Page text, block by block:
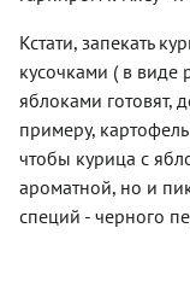
Кстати, запекать
кусочками ( в виде
яблоками готовят,
примеру,
чтобы курица с
ароматной, но и
специй - черного